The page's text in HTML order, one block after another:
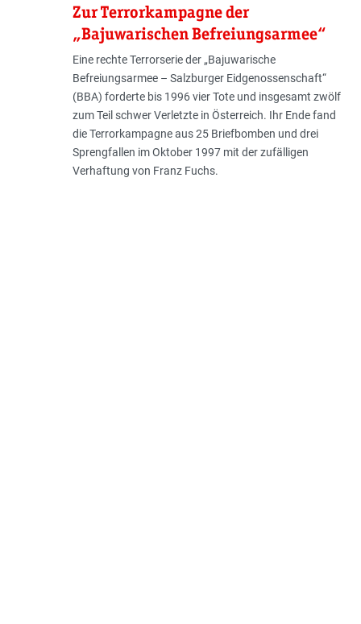
Zur Terrorkampagne der
„Bajuwarischen Befreiungsarmee“
Eine rechte Terrorserie der „Bajuwarische
Befreiungsarmee – Salzburger Eidgenossenschaft“
(BBA) forderte bis 1996 vier Tote und insgesamt zwölf
zum Teil schwer Verletzte in Österreich. Ihr Ende fand
die Terrorkampagne aus 25 Briefbomben und drei
Sprengfallen im Oktober 1997 mit der zufälligen
Verhaftung von Franz Fuchs.